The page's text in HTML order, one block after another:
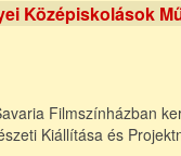
Középiskolások
Filmszínházban
Kiállítása és